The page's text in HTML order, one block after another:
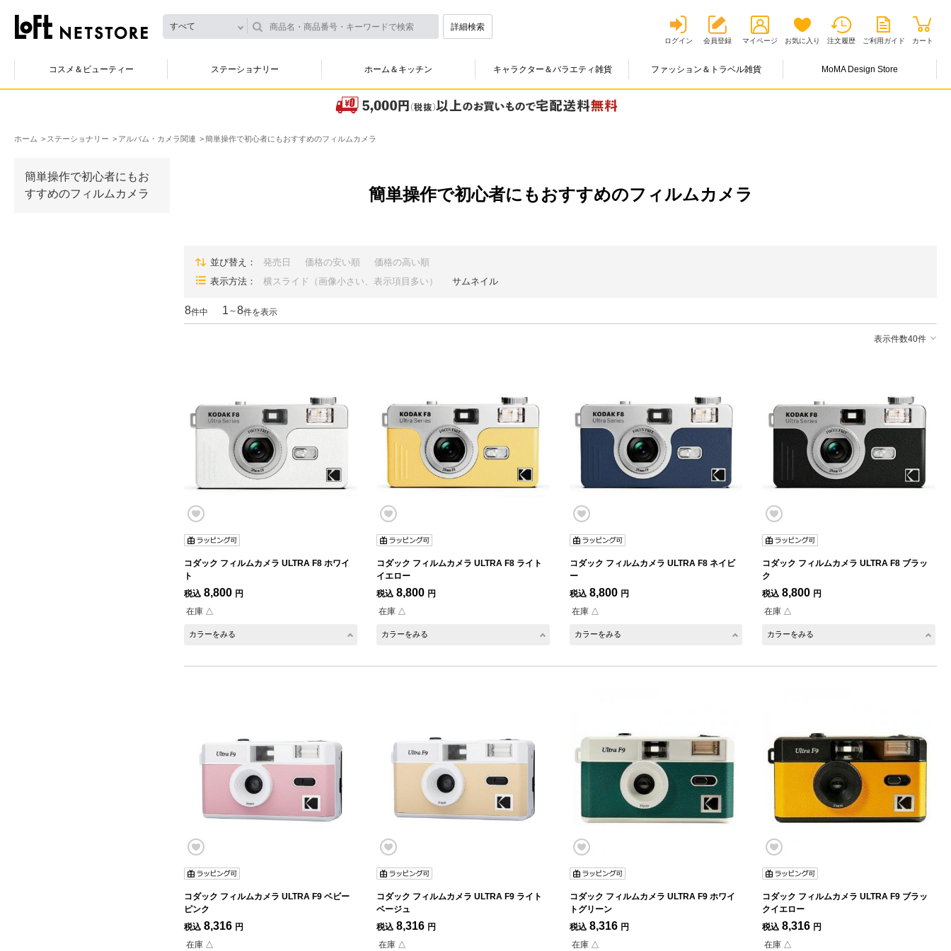
すべて 詳細検索
ログイン 会員登録 マイページ お気に入り 注文履歴 ご利用ガイド カート
コスメ＆ビューティー ステーショナリー ホーム＆キッチン キャラクター＆バラエティ雑貨 ファッション＆トラベル雑貨 MoMA Design Store
ホーム ステーショナリー アルバム・カメラ関連 簡単操作で初心者にもおすすめのフィルムカメラ
簡単操作で初心者にもお
すすめのフィルムカメラ
簡単操作で初心者にもおすすめのフィルムカメラ
並び替え 発売日 価格の安い順
価格の高い順
表示方法
横スライド（画像小さい、表示項目多い） サムネイル
8件中 1 ～8件を表示
表示件数40件
コダック フィルムカメラ ULTRA F8 ホワイ
ト
税込 8,800 円
在庫 △
カラーをみる
コダック フィルムカメラ ULTRA F8 ライト
イエロー
税込 8,800 円
在庫 △
カラーをみる
コダック フィルムカメラ ULTRA F8 ネイビ
ー
税込 8,800 円
在庫 △
カラーをみる
コダック フィルムカメラ ULTRA F8 ブラッ
ク
税込 8,800 円
在庫 △
カラーをみる
コダック フィルムカメラ ULTRA F9 ベビー
ピンク
税込 8,316 円
在庫 △
コダック フィルムカメラ ULTRA F9 ライト
ベージュ
税込 8,316 円
在庫 △
コダック フィルムカメラ ULTRA F9 ホワイ
トグリーン
税込 8,316 円
在庫 △
コダック フィルムカメラ ULTRA F9 ブラッ
クイエロー
税込 8,316 円
在庫 △